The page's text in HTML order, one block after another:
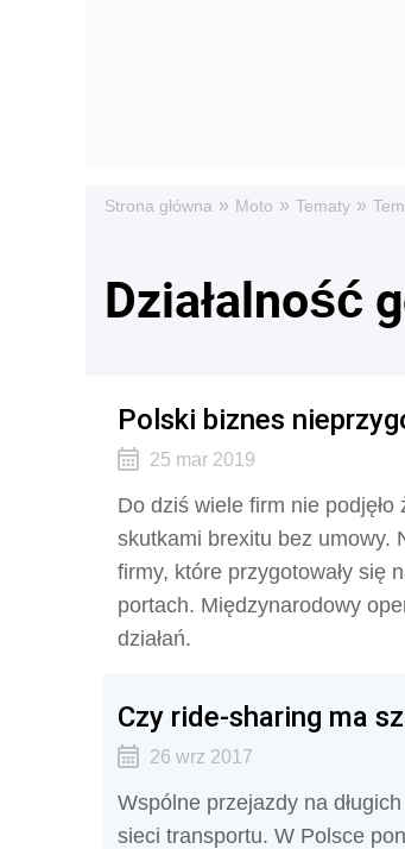
Strona główna » Moto » Tematy »
Działalność
Polski biznes
25 mar 2019
Do dziś wiele firm nie
skutkami brexitu bez umowy.
firmy, które przygotowały się
portach. Międzynarodowy
działań.
Czy ride-sharing ma
26 wrz 2017
Wspólne przejazdy na
sieci transportu. W Polsce